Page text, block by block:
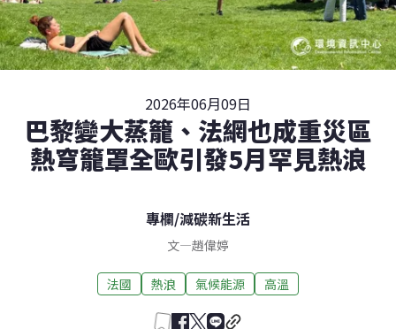
2026年06月09日
巴黎變大蒸籠、法網也成重災區
熱穹籠罩全歐引發5月罕見熱浪
專欄/減碳新生活
文—趙偉婷
法國 熱浪 氣候能源 高溫